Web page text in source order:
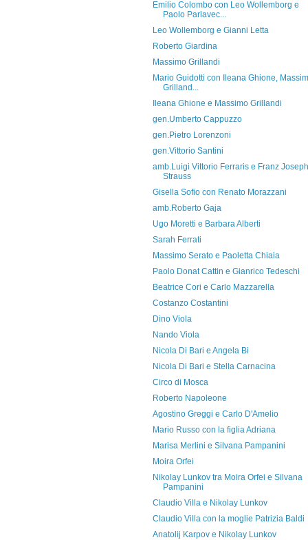
Emilio Colombo con Leo Wollemborg e
Paolo Parlavec...
Leo Wollemborg e Gianni Letta
Roberto Giardina
Massimo Grillandi
Mario Guidotti con Ileana Ghione,
Grilland...
Ileana Ghione e Massimo Grillandi
gen.Umberto Cappuzzo
gen.Pietro Lorenzoni
gen.Vittorio Santini
amb.Luigi Vittorio Ferraris e Franz Joseph
Strauss
Gisella Sofio con Renato Morazzani
amb.Roberto Gaja
Ugo Moretti e Barbara Alberti
Sarah Ferrati
Massimo Serato e Paoletta Chiaia
Paolo Donat Cattin e Gianrico Tedeschi
Beatrice Cori e Carlo Mazzarella
Costanzo Costantini
Dino Viola
Nando Viola
Nicola Di Bari e Angela Bi
Nicola Di Bari e Stella Carnacina
Circo di Mosca
Roberto Napoleone
Agostino Greggi e Carlo D'Amelio
Mario Russo con la figlia Adriana
Marisa Merlini e Silvana Pampanini
Moira Orfei
Nikolay Lunkov tra Moira Orfei e Silvana
Pampanini
Claudio Villa e Nikolay Lunkov
Claudio Villa con la moglie Patrizia Baldi
Anatolij Karpov e Nikolay Lunkov